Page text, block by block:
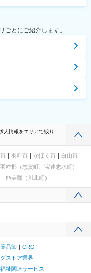
ごとにご紹介します。
人情報をエリアで絞り
羽咋市 かほく市
白山市
羽咋郡（志賀町、宝達志水町）
能美郡（川北町）
品卸
CRO
ストア業界
祉関連サービス